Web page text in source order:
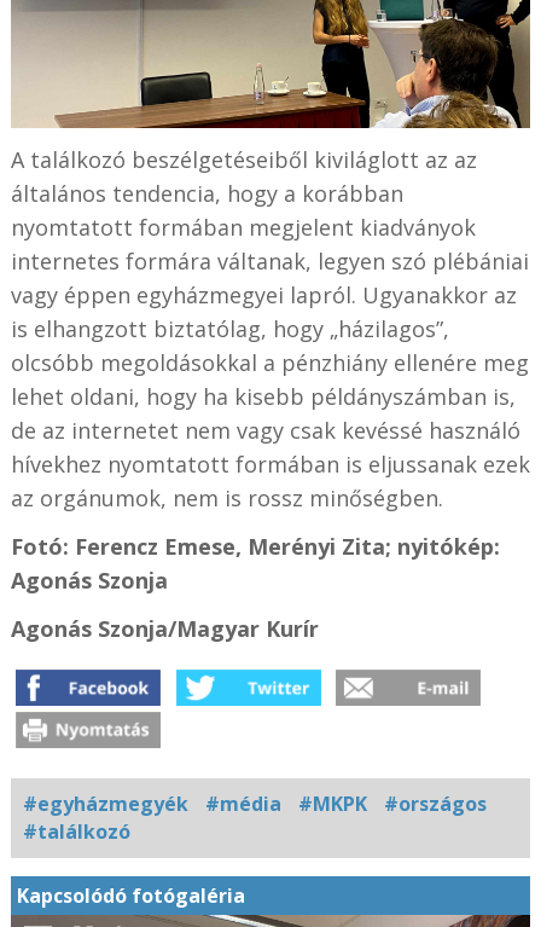
A találkozó beszélgetéseiből kiviláglott az az
általános tendencia, hogy a korábban
nyomtatott formában megjelent kiadványok
internetes formára váltanak, legyen szó plébániai
vagy éppen egyházmegyei lapról. Ugyanakkor az
is elhangzott biztatólag, hogy „házilagos”,
olcsóbb megoldásokkal a pénzhiány ellenére meg
lehet oldani, hogy ha kisebb példányszámban is,
de az internetet nem vagy csak kevéssé használó
hívekhez nyomtatott formában is eljussanak ezek
az orgánumok, nem is rossz minőségben.
Fotó: Ferencz Emese, Merényi Zita; nyitókép:
Agonás Szonja
Agonás Szonja/Magyar Kurír
#egyházmegyék #média #MKPK
#országos
#találkozó
Kapcsolódó fotógaléria